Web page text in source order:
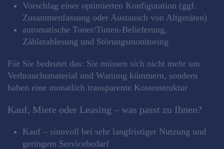
Vorschlag einer optimierten Konfiguration (ggf.
Zusammenfassung oder Austausch von Altgeräten)
automatische Toner/Tinten‑Belieferung,
Zählerablesung und Störungsmonitoring
Für Sie bedeutet das: Sie müssen sich nicht mehr um
Verbrauchsmaterial und Wartung kümmern, sondern
haben eine monatlich transparente Kostenstruktur
Kauf, Miete oder Leasing – was passt zu Ihnen?
Kauf – sinnvoll bei sehr langfristiger Nutzung und
geringem Servicebedarf